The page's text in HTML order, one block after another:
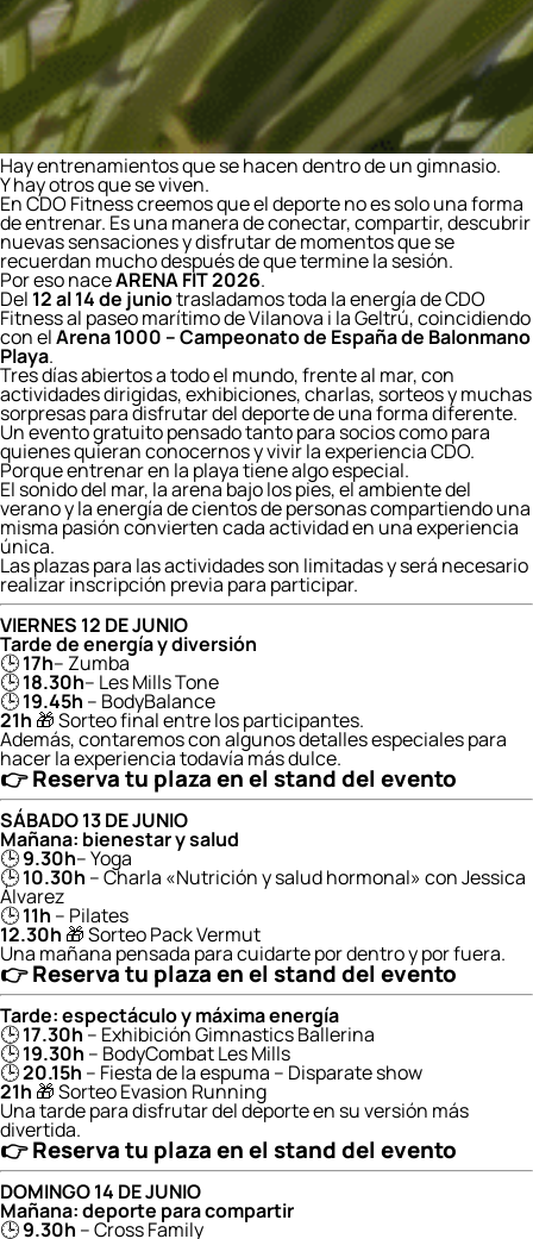
Hay entrenamientos que se hacen dentro de un gimnasio.
Y hay otros que se viven.
En CDO Fitness creemos que el deporte no es solo una forma
de entrenar. Es una manera de conectar, compartir, descubrir
nuevas sensaciones y disfrutar de momentos que se
recuerdan mucho después de que termine la sesión.
Por eso naceARENA FIT 2026.
Del 12 al 14 de juniotrasladamos toda la energía de CDO
Fitness al paseo marítimo de Vilanova i la Geltrú, coincidiendo
con elArena 1000 – Campeonato de España de Balonmano
Playa.
Tres días abiertos a todo el mundo, frente al mar, con
actividades dirigidas, exhibiciones, charlas, sorteos y muchas
sorpresas para disfrutar del deporte de una forma diferente.
Un evento gratuito pensado tanto para socios como para
quienes quieran conocernos y vivir la experiencia CDO.
Porque entrenar en la playa tiene algo especial.
El sonido del mar, la arena bajo los pies, el ambiente del
verano y la energía de cientos de personas compartiendo una
misma pasión convierten cada actividad en una experiencia
única.
Las plazas para las actividades son limitadas y será necesario
realizar inscripción previa para participar.
VIERNES 12 DE JUNIO
Tarde de energía y diversión
🕒17h– Zumba
🕒18.30h– Les Mills Tone
🕒19.45h – BodyBalance
21h 🎁 Sorteo final entre los participantes.
Además, contaremos con algunos detalles especiales para
hacer la experiencia todavía más dulce.
👉 Reserva tu plaza en el stand del evento
SÁBADO 13 DE JUNIO
Mañana: bienestar y salud
🕒9.30h– Yoga
🕒10.30h – Charla «Nutrición y salud hormonal» con Jessica
Álvarez
🕒11h – Pilates
12.30h 🎁 Sorteo Pack Vermut
Una mañana pensada para cuidarte por dentro y por fuera.
👉Reserva tu plaza en el stand del evento
Tarde: espectáculo y máxima energía
🕒17.30h– Exhibición Gimnastics Ballerina
🕒19.30h – BodyCombat Les Mills
🕒20.15h – Fiesta de la espuma – Disparate show
21h 🎁 Sorteo Evasion Running
Una tarde para disfrutar del deporte en su versión más
divertida.
👉Reserva tu plaza en el stand del evento
DOMINGO 14 DE JUNIO
Mañana: deporte para compartir
🕒9.30h – Cross Family